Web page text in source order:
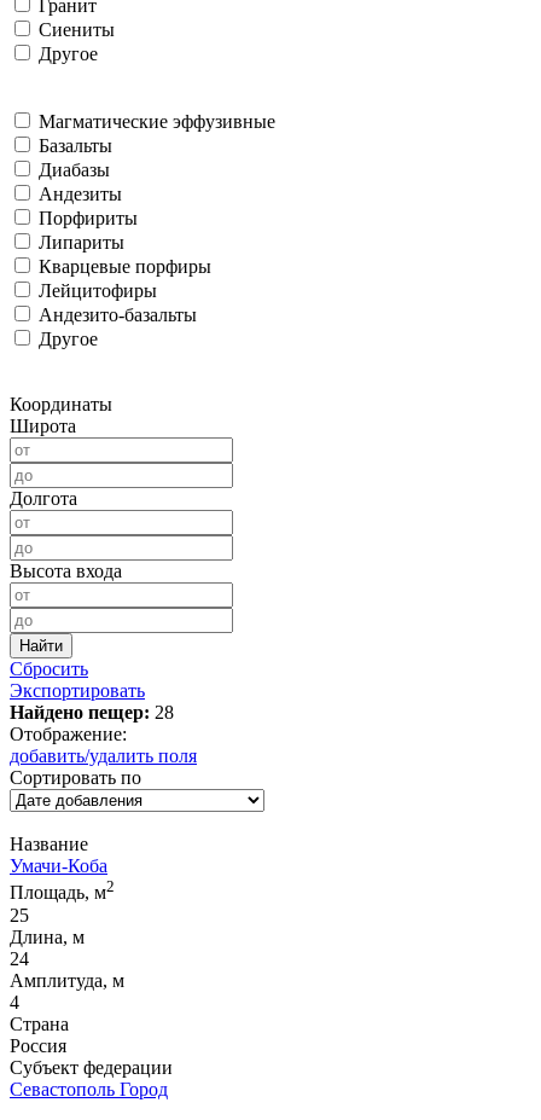
Гранит
Сиениты
Другое
Магматические эффузивные
Базальты
Диабазы
Андезиты
Порфириты
Липариты
Кварцевые порфиры
Лейцитофиры
Андезито-базальты
Другое
Координаты
Широта
Долгота
Высота входа
Сбросить
Экспортировать
Найдено пещер: 28
Отображение:
добавить/удалить поля
Сортировать по
Название
Умачи-Коба
Площадь, м2
25
Длина, м
24
Амплитуда, м
4
Страна
Россия
Субъект федерации
Севастополь Город